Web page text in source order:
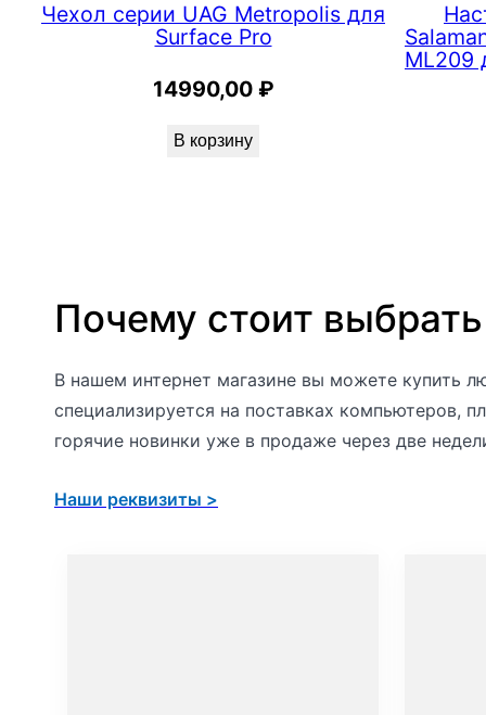
Чехол серии UAG Metropolis для
Surface Pro
14990,00 ₽
В корзину
ML209
Почему стоит
В нашем интернет магазине вы можете купить
специализируется на поставках компьютеров,
горячие новинки уже в продаже через две
Наши реквизиты >